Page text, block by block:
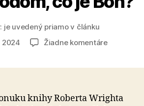
je uvedený priamo v článku
2024 Žiadne komentárena
knihy Roberta Wrighta